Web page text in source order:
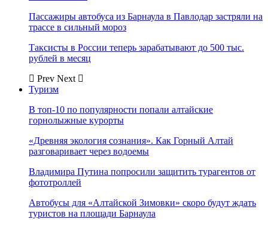
Пассажиры автобуса из Барнаула в Павлодар застряли на
трассе в сильный мороз
Таксисты в России теперь зарабатывают до 500 тыс.
рублей в месяц
Prev Next
Туризм
В топ-10 по популярности попали алтайские
горнолыжные курорты
«Древняя экология сознания». Как Горный Алтай
разговаривает через водоемы
Владимира Путина попросили защитить турагентов от
фототроллей
Автобусы для «Алтайской Зимовки» скоро будут ждать
туристов на площади Барнаула